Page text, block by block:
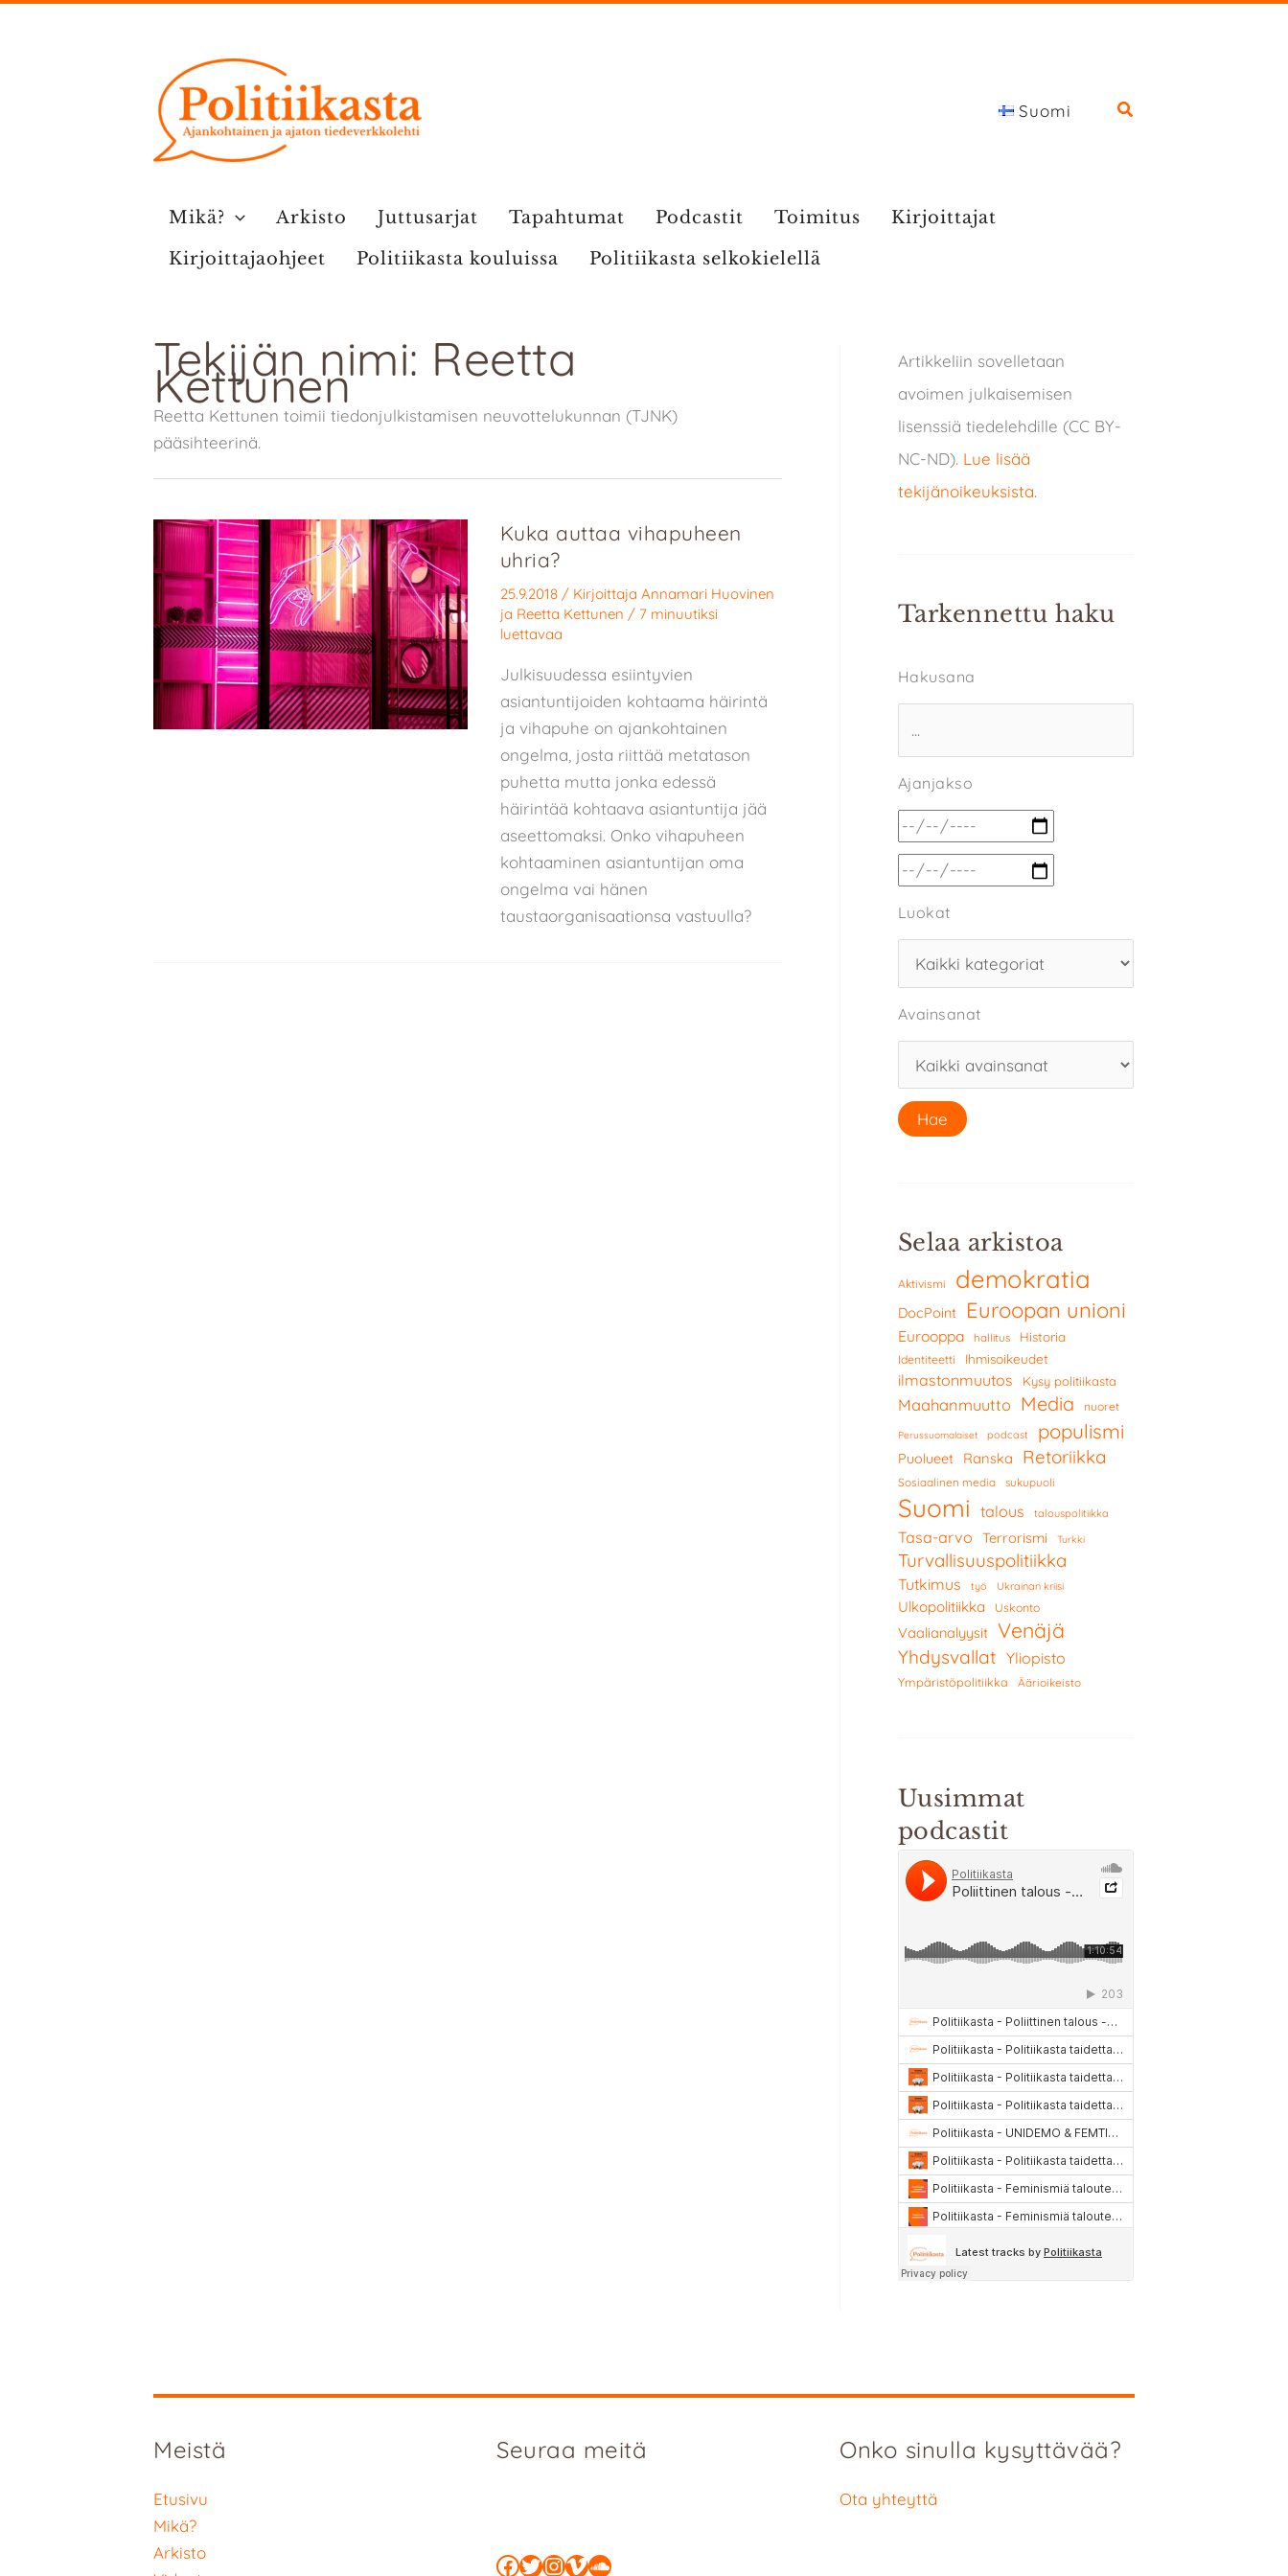
Suomi
Mikä? Arkisto Juttusarjat Tapahtumat Podcastit Toimitus
Kirjoittajat
Kirjoittajaohjeet
Politiikasta kouluissa Politiikasta selkokielellä
Tekijän nimi: Reetta
Kettunen
Reetta Kettunen toimii tiedonjulkistamisen neuvottelukunnan (TJNK)
pääsihteerinä.
Kuka auttaa vihapuheen
uhria?
25.9.2018 / Kirjoittaja Annamari Huovinen
ja Reetta Kettunen / 7 minuutiksi
luettavaa
Julkisuudessa esiintyvien
asiantuntijoiden kohtaama häirintä
ja vihapuhe on ajankohtainen
ongelma, josta riittää metatason
puhetta mutta jonka edessä
häirintää kohtaava asiantuntija jää
aseettomaksi. Onko vihapuheen
kohtaaminen asiantuntijan oma
ongelma vai hänen
taustaorganisaationsa vastuulla?
Artikkeliin sovelletaan
avoimen julkaisemisen
lisenssiä tiedelehdille (CC BY-
NC-ND). Lue lisää
tekijänoikeuksista.
Tarkennettu haku
Hakusana
Ajanjakso
Luokat
Avainsanat
Selaa arkistoa
Aktivismi demokratia
DocPoint Euroopan unioni
Eurooppa hallitus Historia
Identiteetti Ihmisoikeudet
ilmastonmuutos Kysy politiikasta
Maahanmuutto Media nuoret
Perussuomalaiset podcast populismi
Puolueet Ranska Retoriikka
Sosiaalinen media sukupuoli
Suomi talous talouspolitiikka
Tasa-arvo Terrorismi Turkki
Turvallisuuspolitiikka
Tutkimus työ Ukrainan kriisi
Ulkopolitiikka Uskonto
Vaalianalyysit Venäjä
Yhdysvallat Yliopisto
Ympäristöpolitiikka Äärioikeisto
Uusimmat
podcastit
Meistä
Etusivu
Mikä?
Arkisto
Seuraa meitä
Facebook
Twitter
Instagram
Vimeo
SoundCloud
Onko sinulla kysyttävää?
Ota yhteyttä